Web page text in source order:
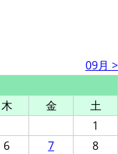
09月 >
木 金
土
1
6 7
8